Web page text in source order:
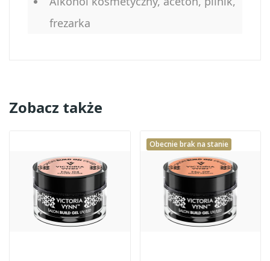
frezarka
Zobacz także
Obecnie brak na stanie